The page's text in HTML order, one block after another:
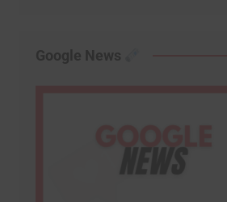
Google News